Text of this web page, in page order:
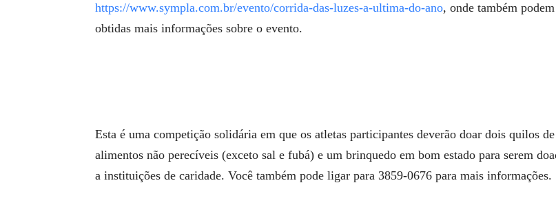
https://www.sympla.com.br/evento/corrida-das-luzes-a-ultima-do-ano, onde também
obtidas mais informações sobre o evento.
Esta é uma competição solidária em que os atletas participantes deverão doar dois quilos de
alimentos não perecíveis (exceto sal e fubá) e um brinquedo em bom estado para serem
a instituições de caridade. Você também pode ligar para 3859-0676 para mais informações.